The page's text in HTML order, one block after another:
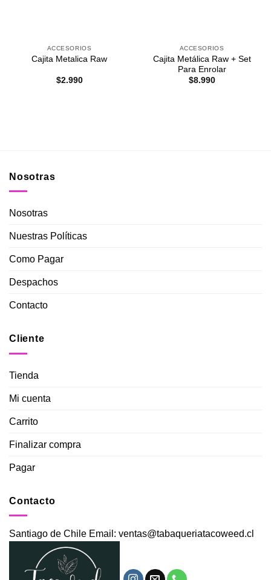
ACCESORIOS
Cajita Metalica Raw
$2.990
ACCESORIOS
Cajita Metálica Raw + Set
Para Enrolar
$8.990
Nosotras
Nosotras
Nuestras Políticas
Como Pagar
Despachos
Contacto
Cliente
Tienda
Mi cuenta
Carrito
Finalizar compra
Pagar
Contacto
Santiago de Chile Email: ventas@tabaqueriatacoweed.cl